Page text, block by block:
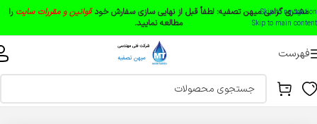
Skip to navigation
Skip to main content
مشتری گرامی میهن تصفیه: لطفاً قبل از نهایی سازی سفارش خودقوانین و مقررات سایت را
مطالعه نمایید.
فهرست